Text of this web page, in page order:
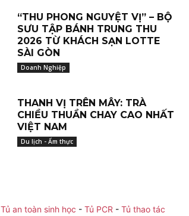
“THU PHONG NGUYỆT VỊ” – BỘ
SƯU TẬP BÁNH TRUNG THU
2026 TỪ KHÁCH SẠN LOTTE
SÀI GÒN
Doanh Nghiệp
THANH VỊ TRÊN MÂY: TRÀ
CHIỀU THUẦN CHAY CAO NHẤT
VIỆT NAM
Du lịch - Ẩm thực
Tủ an toàn sinh học - Tủ PCR - Tủ thao tác